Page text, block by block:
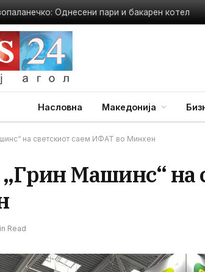
Однесени пари и бакарен котел
Насловна Македонија
на светскиот саем ИФАТ во Минхен
„Грин Машинс“
Read